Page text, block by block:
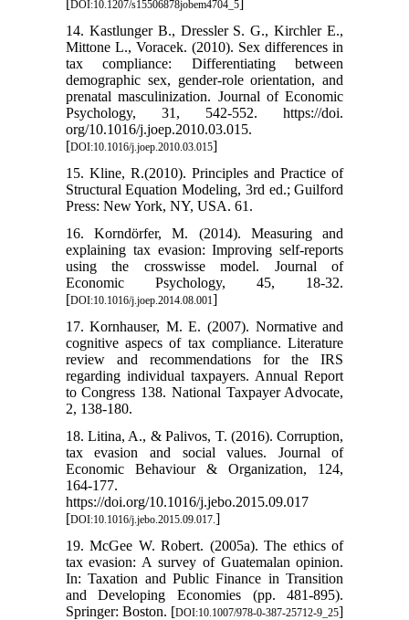
DOI:10.1207/s15506878jobem4704_5
14. Kastlunger B., Dressler S. G., Kirchler E.,
Mittone L., Voracek. (2010). Sex differences in
tax compliance: Differentiating between
demographic sex, gender-role orientation, and
prenatal masculinization. Journal of Economic
Psychology, 31, 542-552. https://doi.
org/10.1016/j.joep.2010.03.015.
[DOI:10.1016/j.joep.2010.03.015]
15. Kline, R.(2010). Principles and Practice of
Structural Equation Modeling, 3rd ed.; Guilford
Press: New York, NY, USA. 61.
16. Korndörfer, M. (2014). Measuring and
explaining tax evasion: Improving self-reports
using the crosswisse model. Journal of
Economic Psychology, 45, 18-32.
[DOI:10.1016/j.joep.2014.08.001]
17. Kornhauser, M. E. (2007). Normative and
cognitive aspecs of tax compliance. Literature
review and recommendations for the IRS
regarding individual taxpayers. Annual Report
to Congress 138. National Taxpayer Advocate,
2, 138-180.
18. Litina, A., & Palivos, T. (2016). Corruption,
tax evasion and social values. Journal of
Economic Behaviour & Organization, 124,
164-177.
https://doi.org/10.1016/j.jebo.2015.09.017
[DOI:10.1016/j.jebo.2015.09.017. ]
19. McGee W. Robert. (2005a). The ethics of
tax evasion: A survey of Guatemalan opinion.
In: Taxation and Public Finance in Transition
and Developing Economies (pp. 481-895).
Springer: Boston. [DOI:10.1007/978-0-387-25712-9_25]